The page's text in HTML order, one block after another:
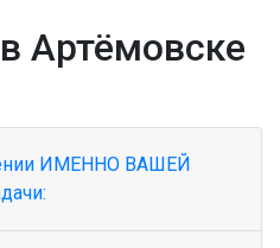
Артёмовске
ИМЕННО ВАШЕЙ